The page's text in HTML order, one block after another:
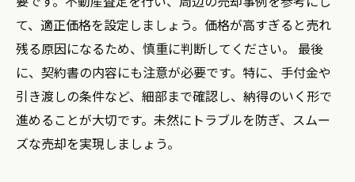
て、適正価格を設定しましょう。価格が高すぎると売れ
残る原因になるため、慎重に判断してください。 最後
に、契約書の内容にも注意が必要です。特に、手付金や
引き渡しの条件など、細部まで確認し、納得のいく形で
進めることが大切です。未然にトラブルを防ぎ、スムー
ズな売却を実現しましょう。